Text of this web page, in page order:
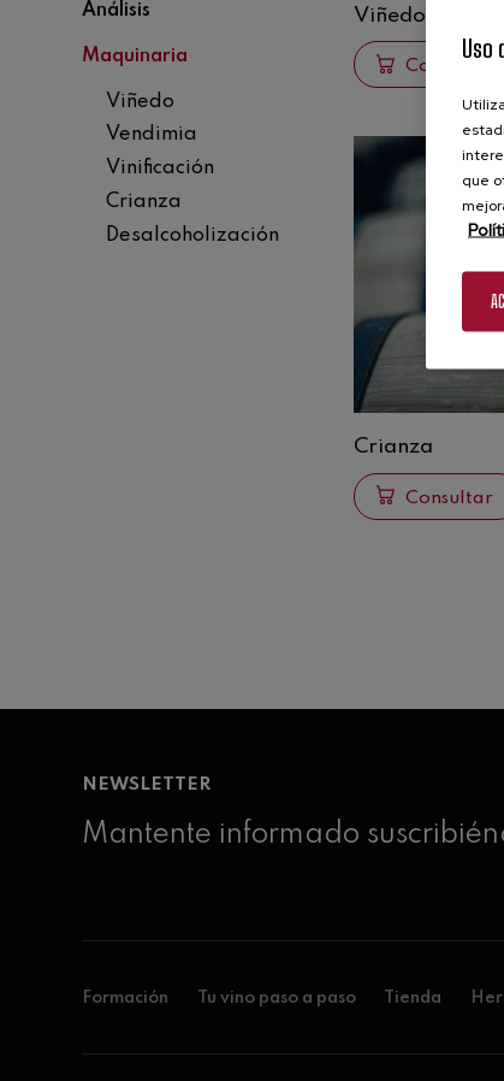
Viñedo
Consultar
Crianza
Consultar
Análisis
Maquinaria
Viñedo
Vendimia
Vinificación
Crianza
Desalcoholización
NEWSLETTER
Mantente informado
Formación Tu vino paso a paso Tienda
Uso
que